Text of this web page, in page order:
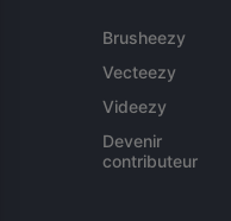
Brusheezy
Vecteezy
Videezy
Devenir
contributeur